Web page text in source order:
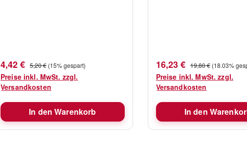
Verkaufspreis:
4,42 € Regulärer Preis:
5,20 € (15% gespart)
Preise inkl. MwSt. zzgl.
Versandkosten
In den Warenkorb
Verkaufspreis:
16,23 € Regulärer Preis:
19,80 € (18.03%
Preise inkl. MwSt. zzgl.
Versandkosten
In den